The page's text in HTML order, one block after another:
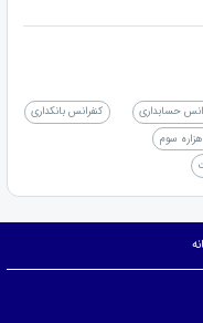
حسابداری
کنفرانس بانکداری
سوم